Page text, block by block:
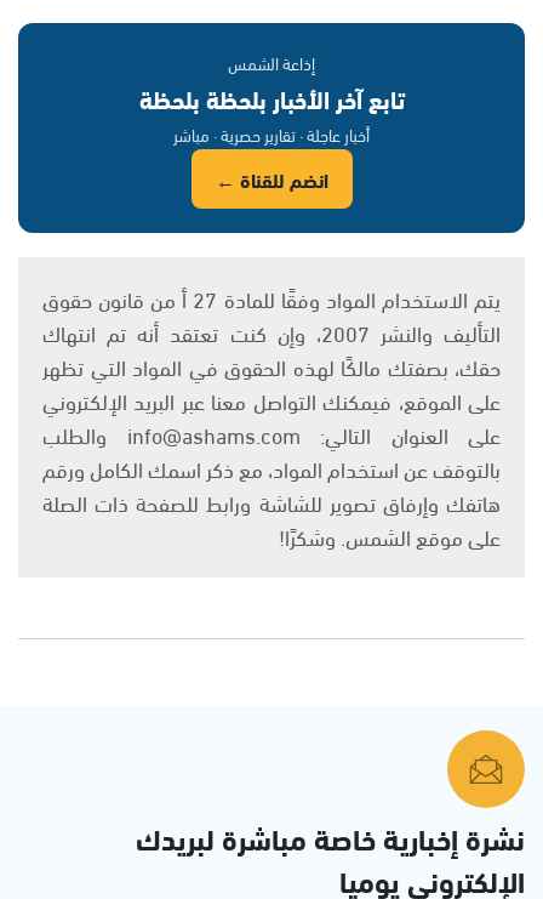
إذاعة الشمس
تابع آخر الأخبار بلحظة بلحظة
أخبار عاجلة · تقارير حصرية · مباشر
انضم للقناة ←
يتم الاستخدام المواد وفقًا للمادة 27 أ من قانون حقوق
التأليف والنشر 2007، وإن كنت تعتقد أنه تم انتهاك
حقك، بصفتك مالكًا لهذه الحقوق في المواد التي تظهر
على الموقع، فيمكنك التواصل معنا عبر البريد الإلكتروني
على العنوان التالي: info@ashams.com والطلب
بالتوقف عن استخدام المواد، مع ذكر اسمك الكامل ورقم
هاتفك وإرفاق تصوير للشاشة ورابط للصفحة ذات الصلة
على موقع الشمس. وشكرًا!
نشرة إخبارية خاصة مباشرة لبريدك
الإلكتروني يوميا